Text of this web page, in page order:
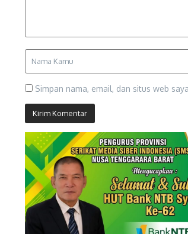
Simpan nama, email, dan situs web